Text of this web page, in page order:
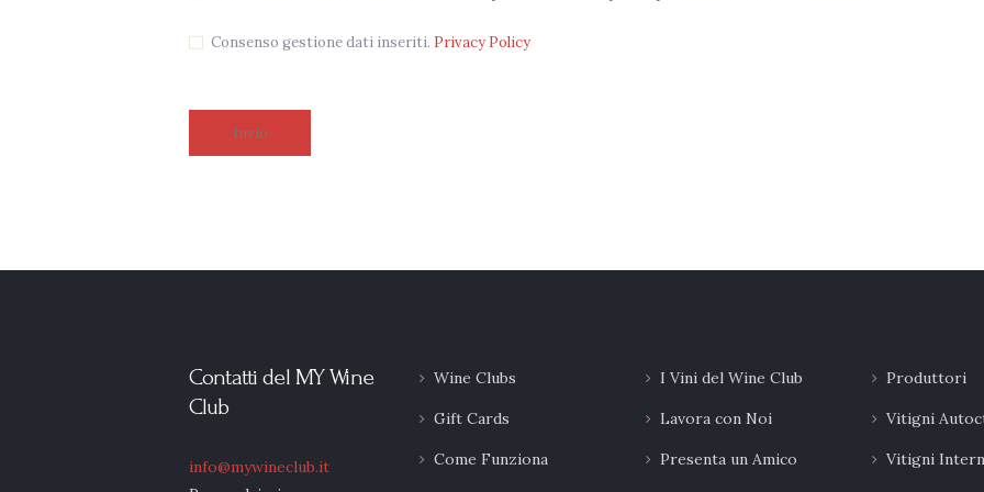
Consenso gestione dati inseriti. Privacy Policy
Contatti del MY Wine
Club
info@mywineclub.it
Wine Clubs
Gift Cards
Come Funziona
I Vini del Wine Club
Lavora con Noi
Presenta un Amico
Produttori
Vitigni
Vitigni